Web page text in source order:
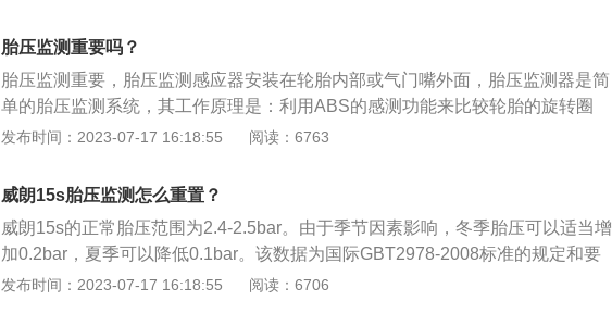
压监测的安装较为简单，车主可以自己动手操作。精确度方面：在精确度上，由
于外置式受环境、外力等因素的影响，它的精准度比内置式的稍低。防盗性方
面：在防盗性上，内置式更为安全，因为安装在轮胎内，被盗取可能性很低，所
以更为安全。外置式防盗性较差，因为基本上同一个牌子所使用的拆卸工具一
样，同牌子的外置传感器都可拆下。胎压监测是在汽车行驶过程中对轮胎气压进
压监测方式有以下3种：直接式胎压监测：直接式胎压监测装置是利用安装在每
一个轮胎里的压力传感器来直接测量轮胎的气压，利用无线发射器将压力信息从
轮胎内部发送到中央接收器模块上，然后对各轮胎气压数据进行显示。当轮胎气
车辆的重量会使该轮的滚动半径变小，导致其转速比其他车轮快。通过比较轮胎
胎压监测重要吗？
胎压监测重要，胎压监测感应器安装在轮胎内部或气门嘴外面，胎压监测器是简
单的胎压监测系统，其工作原理是：利用ABS的感测功能来比较轮胎的旋转圈
数，胎压不足的轮胎圆周长会变短，四只轮胎有一只胎压不足，行驶时旋转圈数
原厂检测胎压标志。3、用胎压检测器压住轮胎气嘴进行检测。4、测完胎压后需
要盖好气嘴帽。
发布时间：2023-07-17 16:18:55 阅读：6763
威朗15s胎压监测怎么重置？
威朗15s的正常胎压范围为2.4-2.5bar。由于季节因素影响，冬季胎压可以适当增
加0.2bar，夏季可以降低0.1bar。该数据为国际GBT2978-2008标准的规定和要
求。别克威朗15s采用的是间接式胎压监测系统，通过轮速传感器判断胎压是否
发布时间：2023-07-17 16:18:55 阅读：6706